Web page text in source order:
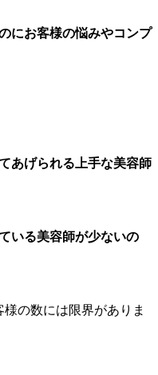
にお客様の悩みやコンプ
あげられる上手な美容師
いる美容師が少ないの
の数には限界がありま